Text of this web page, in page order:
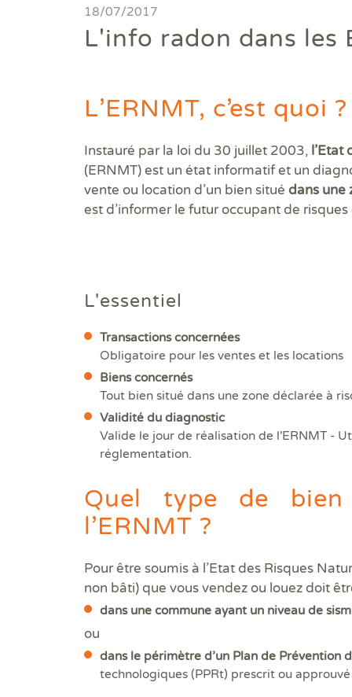
Diagnostics avant travaux
Mieux nous connaitre
Faire un devis
Trouver une agence
Devenir franchisé
18/07/2017
L'info radon dans les
L’ERNMT, c’est quoi ?
Instauré par la loi du 30 juillet 2003, l’Etat
(ERNMT) est un état informatif et un
vente ou location d’un bien situé dans une
est d’informer le futur occupant de risques
L'essentiel
Transactions concernées
Obligatoire pour les ventes et les locations
Biens concernés
Tout bien situé dans une zone déclarée à
Validité du diagnostic
Valide le jour de réalisation de l'ERNMT -
réglementation.
Quel type de
l’ERNMT ?
Pour être soumis à l’Etat des Risques
non bâti) que vous vendez ou louez doit
dans une commune ayant un niveau de
ou
dans le périmètre d’un Plan de Prévention
technologiques (PPRt) prescrit ou approuvé